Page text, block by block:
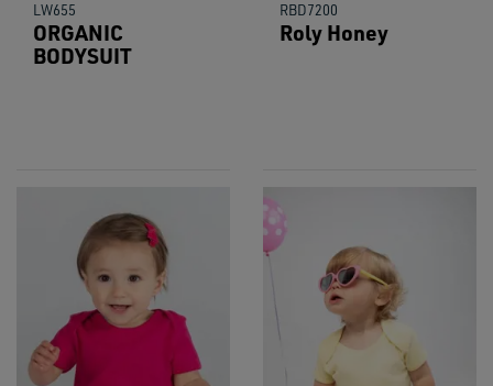
LW655
ORGANIC
BODYSUIT
RBD7200
Roly Honey